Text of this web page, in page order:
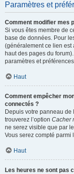
Paramètres et
Comment modifier mes
Si vous êtes membre de
base de données. Pour
(généralement ce lien est
haut des pages du
paramètres et
Haut
Comment empêcher
connectés ?
Depuis votre panneau de
trouverez l’option Cacher
ne serez visible que par
Vous serez compté parmi
Haut
Les heures ne sont pas